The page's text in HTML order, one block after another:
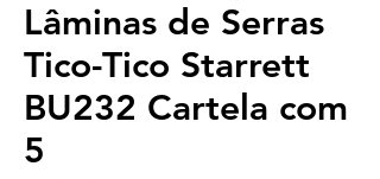
Lâminas de Serras
Tico-Tico Starrett
BU232 Cartela com
5